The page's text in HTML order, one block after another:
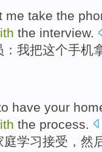
me take the
the interview.
我把这个手机
have your
the process
庭学习接受 ， 然